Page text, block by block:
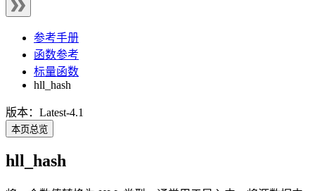
参考手册
函数参考
标量函数
hll_hash
版本：Latest-4.1
本页总览
hll_hash